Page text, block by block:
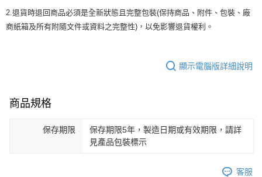
2.退貨時退回商品必須是全新狀態且完整包裝(保持商品、附件、包裝、廠
商紙箱及所有附隨文件或資料之完整性)，以免影響退貨權利。
顯示電腦版詳細說明
商品規格
保存期限
保存期限5年，製造日期或有效期限，請詳
見產品包裝標示
客服